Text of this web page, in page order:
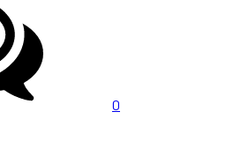
0